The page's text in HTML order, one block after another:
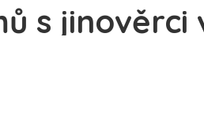
s jinověrci